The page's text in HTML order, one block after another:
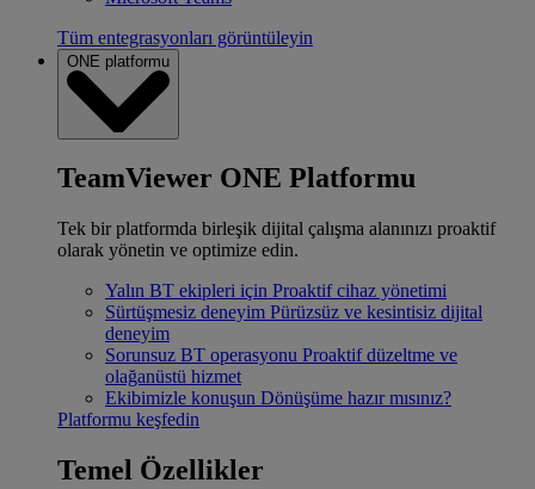
Tüm entegrasyonları görüntüleyin
ONE platformu
TeamViewer ONE Platformu
Tek bir platformda birleşik dijital çalışma alanınızı proaktif
olarak yönetin ve optimize edin.
Yalın BT ekipleri için Proaktif cihaz yönetimi
Sürtüşmesiz deneyim Pürüzsüz ve kesintisiz dijital
deneyim
Sorunsuz BT operasyonu Proaktif düzeltme ve
olağanüstü hizmet
Ekibimizle konuşun Dönüşüme hazır mısınız?
Platformu keşfedin
Temel Özellikler